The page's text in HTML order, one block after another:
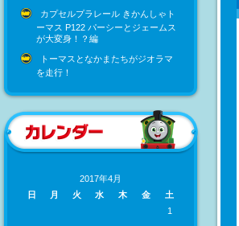
カプセルプラレール きかんしゃト
ーマス P122 パーシーとジェームス
が大変身！？編
トーマスとなかまたちがジオラマ
を走行！
2017年4月
日
月 火 水 木 金
土
1